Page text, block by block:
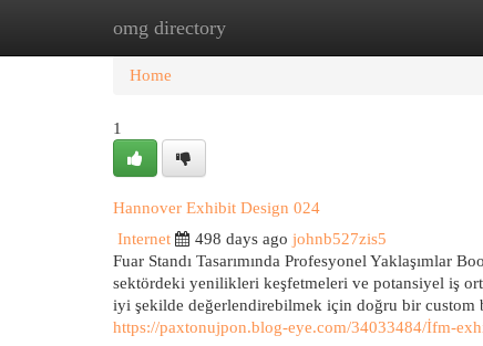
omg directory
Home New Site Listings
Home
1
Hannover Exhibit Design 024
Internet
498 days ago johnb527zis5
Fuar Standı Tasarımında Profesyonel Yaklaşımlar
sektördeki yenilikleri keşfetmeleri ve potansiyel iş
iyi şekilde değerlendirebilmek için doğru bir custom
https://paxtonujpon.blog-eye.com/34033484/İfm-